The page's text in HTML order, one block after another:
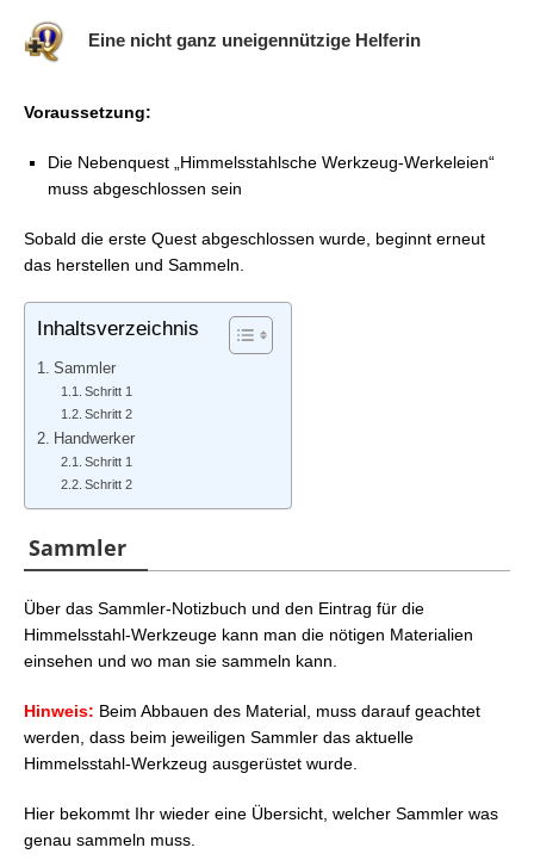
Eine nicht ganz uneigennützige Helferin
Voraussetzung:
Die Nebenquest „Himmelsstahlsche Werkzeug-Werkeleien“
muss abgeschlossen sein
Sobald die erste Quest abgeschlossen wurde, beginnt erneut
das herstellen und Sammeln.
Inhaltsverzeichnis
Sammler
Schritt 1
Schritt 2
Handwerker
Schritt 1
Schritt 2
Sammler
Über das Sammler-Notizbuch und den Eintrag für die
Himmelsstahl-Werkzeuge kann man die nötigen Materialien
einsehen und wo man sie sammeln kann.
Hinweis: Beim Abbauen des Material, muss darauf geachtet
werden, dass beim jeweiligen Sammler das aktuelle
Himmelsstahl-Werkzeug ausgerüstet wurde.
Hier bekommt Ihr wieder eine Übersicht, welcher Sammler was
genau sammeln muss.